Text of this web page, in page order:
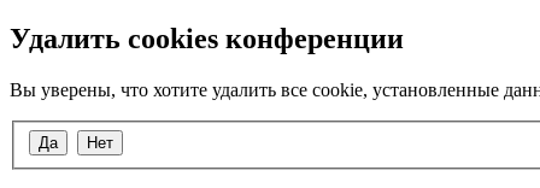
Удалить cookies конференции
Вы уверены, что хотите удалить все cookie, установленные